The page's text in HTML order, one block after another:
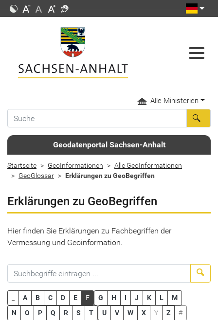
Alle Ministerien
Geodatenportal Sachsen-Anhalt
Startseite GeoInformationen
Alle GeoInformationen
GeoGlossar
Erklärungen zu GeoBegriffen
Erklärungen zu GeoBegriffen
Hier finden Sie Erklärungen zu Fachbegriffen der
Vermessung und Geoinformation.
A B C D E F G H I J K L
M
N
O P Q R S T U V W X Y Z #